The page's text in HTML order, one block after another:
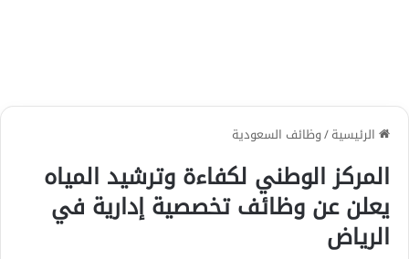
الرئيسية/وظائف السعودية
المركز الوطني لكفاءة وترشيد المياه
يعلن عن وظائف تخصصية إدارية في
الرياض